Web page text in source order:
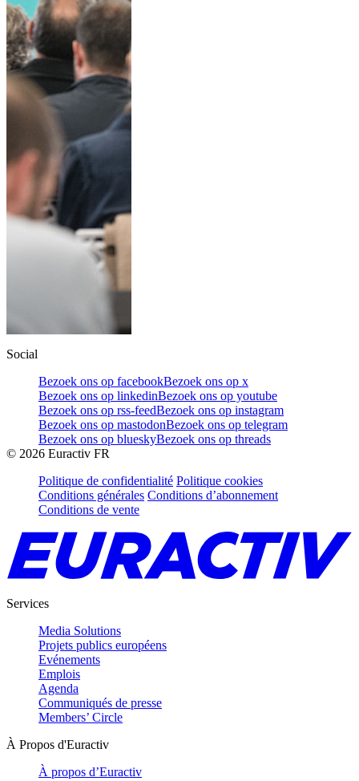
Social
Bezoek ons op facebookBezoek ons op x
Bezoek ons op linkedinBezoek ons op youtube
Bezoek ons op rss-feedBezoek ons op instagram
Bezoek ons op mastodonBezoek ons op telegram
Bezoek ons op blueskyBezoek ons op threads
© 2026 Euractiv FR
Politique de confidentialité Politique cookies
Conditions générales Conditions d’abonnement
Conditions de vente
Services
Media Solutions
Projets publics européens
Evénements
Emplois
Agenda
Communiqués de presse
Members’ Circle
À Propos d'Euractiv
À propos d’Euractiv